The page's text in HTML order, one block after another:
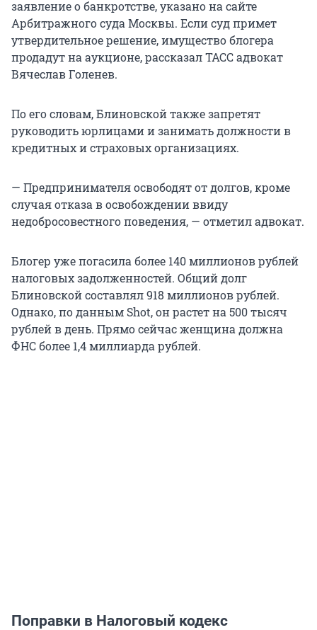
заявление о банкротстве, указано на сайте
Арбитражного суда Москвы. Если суд примет
утвердительное решение, имущество блогера
продадут на аукционе, рассказал ТАСС адвокат
Вячеслав Голенев.
По его словам, Блиновской также запретят
руководить юрлицами и занимать должности в
кредитных и страховых организациях.
— Предпринимателя освободят от долгов, кроме
случая отказа в освобождении ввиду
недобросовестного поведения, — отметил адвокат.
Блогер уже погасила более 140 миллионов рублей
налоговых задолженностей. Общий долг
Блиновской составлял 918 миллионов рублей.
Однако, по данным Shot, он растет на 500 тысяч
рублей в день. Прямо сейчас женщина должна
ФНС более 1,4 миллиарда рублей.
Поправки в Налоговый кодекс